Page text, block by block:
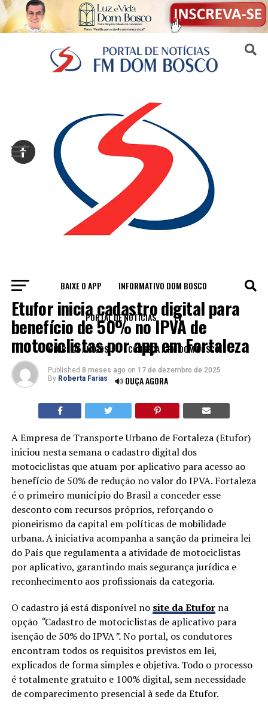
BAIXE O APP INFORMATIVO DOM BOSCO
PORTAL DE NOTÍCIAS TV
CLUBE DE AMIGOS CONHEÇA A FM DOM BOSCO
🔊 OUÇA AGORA
TRÂNSITO
Etufor inicia cadastro digital para
benefício de 50% no IPVA de
motociclistas por app em Fortaleza
Published 8 meses ago on 17 de dezembro de 2025
By Roberta Farias
A Empresa de Transporte Urbano de Fortaleza (Etufor)
iniciou nesta semana o cadastro digital dos
motociclistas que atuam por aplicativo para acesso ao
benefício de 50% de redução no valor do IPVA. Fortaleza
é o primeiro município do Brasil a conceder esse
desconto com recursos próprios, reforçando o
pioneirismo da capital em políticas de mobilidade
urbana. A iniciativa acompanha a sanção da primeira lei
do País que regulamenta a atividade de motociclistas
por aplicativo, garantindo mais segurança jurídica e
reconhecimento aos profissionais da categoria.
O cadastro já está disponível no site da Etuforna
opção “Cadastro de motociclistas de aplicativo para
isenção de 50% do IPVA”.No portal, os condutores
encontram todos os requisitos previstos em lei,
explicados de forma simples e objetiva. Todo o processo
é totalmente gratuito e 100% digital, sem necessidade
de comparecimento presencial à sede da Etufor.
Sair da versão mobile